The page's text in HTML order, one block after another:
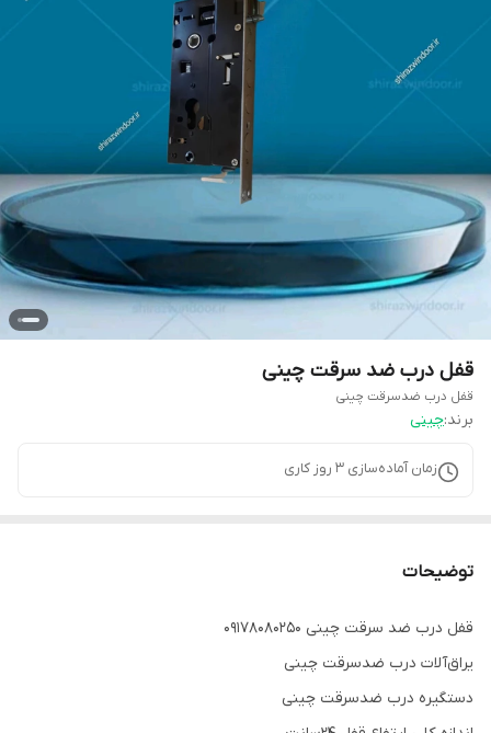
قفل درب ضد سرقت چینی
قفل درب ضدسرقت چینی
برند:چینی
زمان آماده‌سازی 3 روز کاری
توضیحات
قفل درب ضد سرقت چینی 09178080250
یراق‌آلات درب ضدسرقت چینی
دستگیره درب ضدسرقت چینی